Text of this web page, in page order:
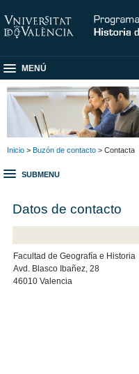
MENÚ
Inicio > Buzón de contacto > Contacta
SUBMENU
Datos de contacto
Facultad de Geografía e Historia
Avd. Blasco Ibañez, 28
46010 Valencia